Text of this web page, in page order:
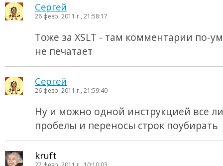
Сергей
26 февр. 2011 г., 21:58:17
Тоже за XSLT - там комментарии по-
не печатает
Сергей
26 февр. 2011 г., 21:59:40
Ну и можно одной инструкцией все
пробелы и переносы строк поубирать
kruft